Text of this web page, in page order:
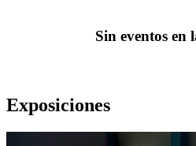
Sin eventos en
Exposiciones